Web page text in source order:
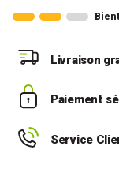
Livraison
Paiement
Service